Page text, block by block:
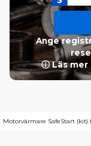
Ange
ⓘ Läs mer
Motorvärmare SafeStart